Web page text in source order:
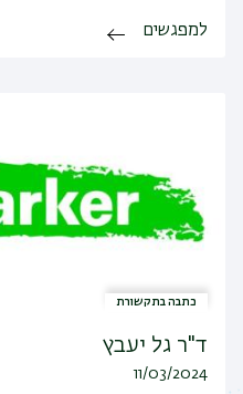
למפגשים
כתבה בתקשורת
ד"ר גל יעבץ
11/03/2024